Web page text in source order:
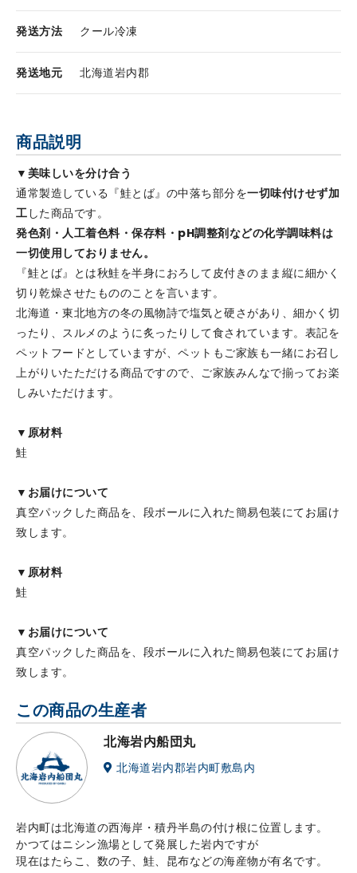
発送方法 クール冷凍
発送地元 北海道岩内郡
商品説明
▼美味しいを分け合う
通常製造している『鮭とば』の中落ち部分を一切味付けせず加
工 した商品です。
発色剤・人工着色料・保存料・pH調整剤などの化学調味料は
一切使用しておりません。
『鮭とば』とは秋鮭を半身におろして皮付きのまま縦に細かく
切り乾燥させたもののことを言います。
北海道・東北地方の冬の風物詩で塩気と硬さがあり、細かく切
ったり、スルメのように炙ったりして食されています。表記を
ペットフードとしていますが、ペットもご家族も一緒にお召し
上がりいたただける商品ですので、ご家族みんなで揃ってお楽
しみいただけます。
▼原材料
鮭
▼お届けについて
真空パックした商品を、段ボールに入れた簡易包装にてお届け
致します。
▼原材料
鮭
▼お届けについて
真空パックした商品を、段ボールに入れた簡易包装にてお届け
致します。
この商品の生産者
北海岩内船団丸
北海道岩内郡岩内町敷島内
岩内町は北海道の西海岸・積丹半島の付け根に位置します。
かつてはニシン漁場として発展した岩内ですが
現在はたらこ、数の子、鮭、昆布などの海産物が有名です。